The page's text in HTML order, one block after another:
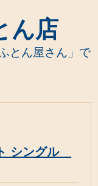
ん店
とん屋さん」で
シングル